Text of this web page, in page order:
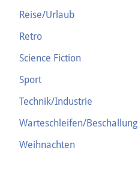
Reise/Urlaub
Retro
Science Fiction
Sport
Technik/Industrie
Warteschleifen/Beschallung
Weihnachten